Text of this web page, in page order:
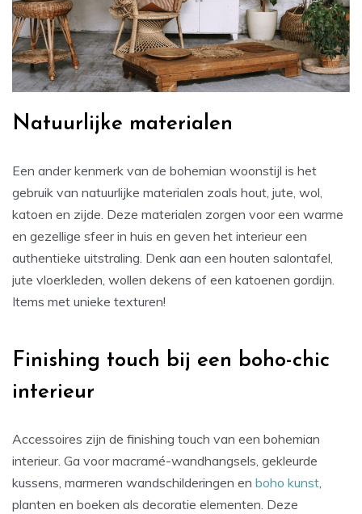
Natuurlijke materialen
Een ander kenmerk van de bohemian woonstijl is het
gebruik van natuurlijke materialen zoals hout, jute, wol,
katoen en zijde. Deze materialen zorgen voor een warme
en gezellige sfeer in huis en geven het interieur een
authentieke uitstraling. Denk aan een houten salontafel,
jute vloerkleden, wollen dekens of een katoenen gordijn.
Items met unieke texturen!
Finishing touch bij een boho-chic
interieur
Accessoires zijn de finishing touch van een bohemian
interieur. Ga voor macramé-wandhangsels, gekleurde
kussens, marmeren wandschilderingen en boho kunst
planten en boeken als decoratie elementen. Deze